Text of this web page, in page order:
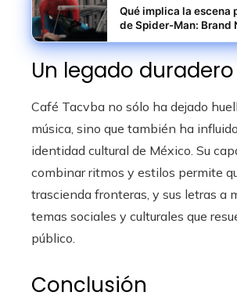
Qué implica la escena
de Spider-Man: Brand
el Hombre Araña
Un legado duradero
Café Tacvba no sólo ha dejado
música, sino que también ha
identidad cultural de México. Su
combinar ritmos y estilos permite
trascienda fronteras, y sus letras a
temas sociales y culturales que
público.
Conclusión